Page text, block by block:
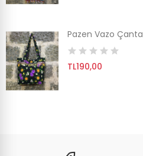
Pazen Vazo Çanta
TL190,00